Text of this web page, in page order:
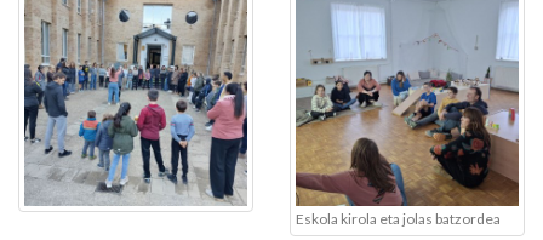
Eskola kirola eta jolas batzordea